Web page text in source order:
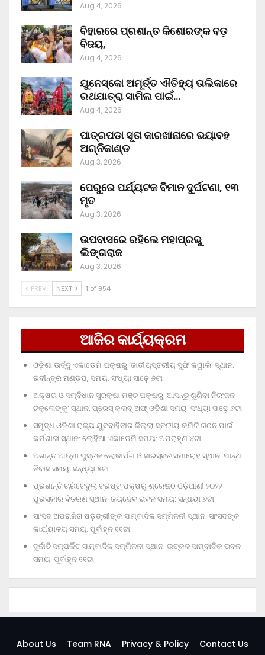
Aug 4, 2026
ବିହାରରେ ପ୍ରଶାନ୍ତ କିଶୋରଙ୍କ ବଡ଼
ବିଜୟ,
Aug 4, 2026
ୟୁନେସ୍କୋ ଅମୂର୍ତ୍ତ ଐତିହ୍ୟ ତାଲିକାରେ
ରଥଯାତ୍ରା ସାମିଲ ପାଇଁ…
Aug 4, 2026
ପାତ୍ରପଡା ସୂତା କାରଖାନାରେ ଭୟାବହ
ଅଗ୍ନିକାଣ୍ଡ
Aug 3, 2026
ପେରୁରେ ପର୍ଯ୍ୟଟକ ବିମାନ ଦୁର୍ଘଟଣା, ୧୩
ମୃତ
Aug 3, 2026
ଉପବାସରେ ରହିଲେ ମହାପ୍ରଭୁ
ଲିଙ୍ଗରାଜ
Aug 3, 2026
PREV NEXT 1 of 954
ଆଜିର କାର୍ଯ୍ୟକ୍ରମ
ଓଡ଼ିଶା ଊର୍ଦ୍ଦୁ ଏକାଡେମି ପକ୍ଷରୁ ‘ଜାତୀୟସ୍ତରୀୟ ସୁଫି କୱାଲି’ ସ୍ଥାନ:
ରବୀନ୍ଦ୍ର ମଣ୍ଡପ, ସମୟ: ସଂଧ୍ୟା ସାଢ଼େ ୬ଟା
ଅକ୍ଷର ଓ ସମ୍ବିଧାନ ସୁରକ୍ଷା ମଞ୍ଚ ପକ୍ଷରୁ ‘ଆସନ୍ତୁ ଶୁଣିବା ନିରଂଜନ
ଟକ୍‌ଲେଙ୍କୁ’ ସ୍ଥାନ: ପ୍ରେସ୍‌ କ୍ଲବ୍‌ ଅଫ୍‌ ଓଡ଼ିଶା ସମୟ: ସଂଧ୍ୟା ସାଢ଼େ ୬ଟା
ସମୃଦ୍ଧ ଓଡ଼ିଶା ରାଜ୍ୟ ଯୁବବାହିନୀର ଜିଲ୍ଲା ସ୍ତରୀୟ କମିଟି ଗଠନ ପାଇଁ
କର୍ମଶାଳା ସ୍ଥାନ: ଲୋହିଆ ଏକାଡେମି ସମୟ: ଅପରାହ୍‌ଣ ୪ଟା
ଅଶାନ୍ତ ଆତ୍ମା ପୁସ୍ତକ ଲୋକାର୍ପଣ ଓ ସାରସ୍ବତ ସମାରୋହ ସ୍ଥାନ: ପାନ୍ଥ
ନିବାସ ସମୟ: ସନ୍ଧ୍ୟା ୫ଟା
ପ୍ରଶାନ୍ତି ଚାରିଟେବୁଲ୍‌ ଟ୍ରଷ୍ଟ୍‌ ପକ୍ଷରୁ ଶ୍ରେଷ୍ଠ ଓଡ଼ିଆଣୀ ୨୦୨୨
ପୁରସ୍କାର ବିତରଣ ସ୍ଥାନ: ଜୟଦେବ ଭବନ ସମୟ: ସନ୍ଧ୍ୟା ୬ଟା
ସାଂସଦ ଅପରାଜିତା ଷଡ଼ଙ୍ଗୀଙ୍କ ସାମ୍ବାଦିକ ସମ୍ମିଳନୀ ସ୍ଥାନ: ସାଂସଦଙ୍କ
କାର୍ଯ୍ୟାଳୟ ସମୟ: ପୂର୍ବାହ୍ନ ୧୧ଟା
ଦୁର୍ନୀତି ସମ୍ପର୍କିତ ସାମ୍ବାଦିକ ସମ୍ମିଳନୀ ସ୍ଥାନ: ଉତ୍କଳ ସାମ୍ବାଦିକ ଭବନ
ସମୟ: ପୂର୍ବାହ୍ନ ୧୧ଟା
About Us Team RNA Privacy & Policy
Contact Us